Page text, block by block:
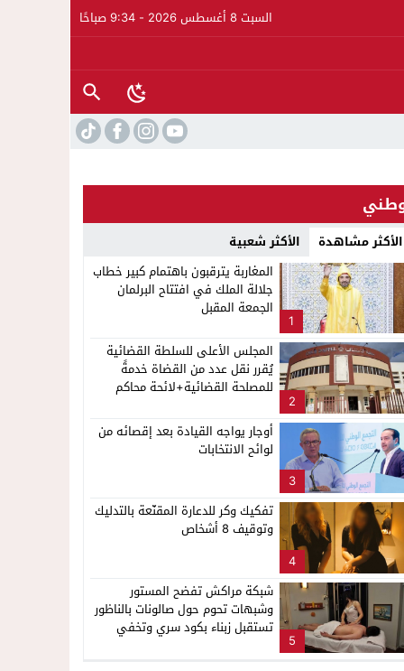
السبت 8 أغسطس 2026 - 9:34 صباحًا
والتحريض وحملات التضليل
الأكثر مشاهدة الأكثر شعبية
1
المغاربة يترقبون باهتمام كبير خطاب
جلالة الملك في افتتاح البرلمان
الجمعة المقبل
2
المجلس الأعلى للسلطة القضائية
يُقرر نقل عدد من القضاة خدمةً
للمصلحة القضائية+لائحة محاكم
3
أوجار يواجه القيادة بعد إقصائه من
لوائح الانتخابات
4
تفكيك وكر للدعارة المقنّعة بالتدليك
وتوقيف 8 أشخاص
5
شبكة مراكش تفضح المستور
وشبهات تحوم حول صالونات بالناظور
تستقبل زبناء بكود سري وتخفي